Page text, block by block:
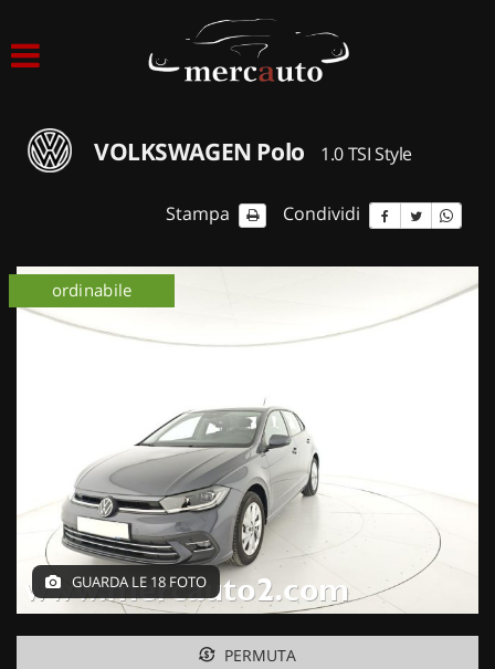
ACQUISTIAMO USATO
NOLEGGIO AUTO
NOLEGGIO LUNGO TERMINE
NOLEGGIO BREVE TERMINE
CONTATTI
VOLKSWAGEN Polo 1.0 TSI Style
Stampa Condividi
ordinabile
GUARDA LE 18 FOTO
PERMUTA